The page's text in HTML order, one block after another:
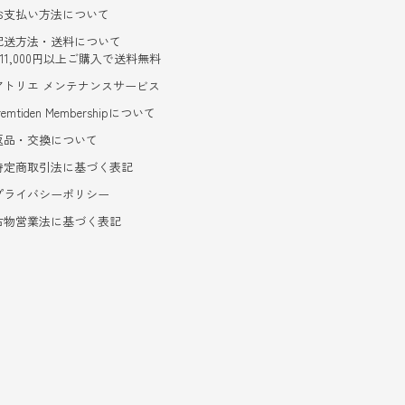
支払い方法について
送方法・送料について
円以上ご購入で送料無料
トリエ メンテナンスサービス
Membershipについて
品・交換について
定商取引法に基づく表記
ライバシーポリシー
物営業法に基づく表記